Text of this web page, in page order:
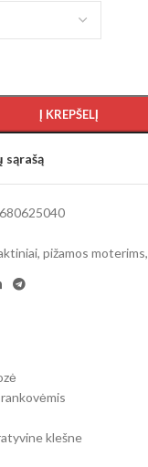
Į KREPŠELĮ
sąrašą
pižamos moterims,
klešne